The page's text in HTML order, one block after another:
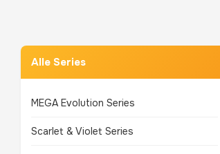
Alle Series
MEGA Evolution Series
Scarlet & Violet Series